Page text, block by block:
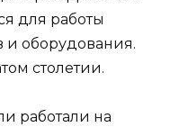
для работы
и оборудования.
столетии.
работали на